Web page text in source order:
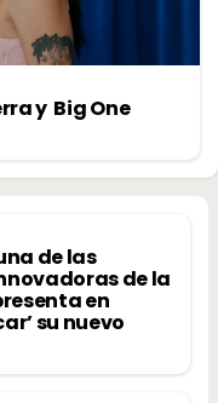
y Big One
de las
de la
en
su nuevo